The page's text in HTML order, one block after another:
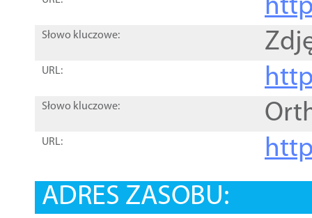
Słowo kluczowe:
URL:
Słowo kluczowe:
URL:
ADRES ZASOBU: